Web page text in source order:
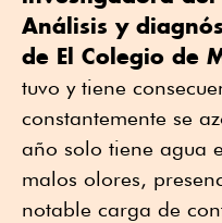
Análisis y
de El Colegio de
tuvo y tiene
constantemente se
año solo tiene agua
malos olores,
notable carga de